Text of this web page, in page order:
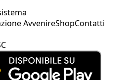
AvvenireShopContatti